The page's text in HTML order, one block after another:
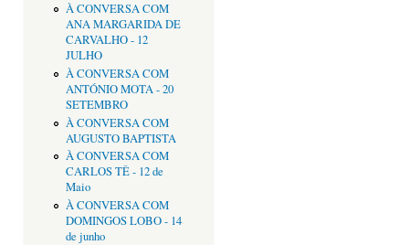
À CONVERSA COM
ANA MARGARIDA DE
CARVALHO - 12
JULHO
À CONVERSA COM
ANTÓNIO MOTA - 20
SETEMBRO
À CONVERSA COM
AUGUSTO BAPTISTA
À CONVERSA COM
CARLOS TÊ - 12 de
Maio
À CONVERSA COM
DOMINGOS LOBO - 14
de junho